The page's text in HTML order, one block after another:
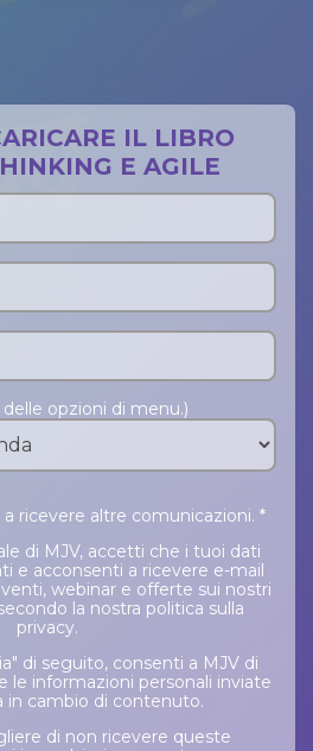
IL LIBRO
E AGILE
delle opzioni di menu.)
ricevere altre comunicazioni. *
di MJV, accetti che i tuoi dati
e acconsenti a ricevere e-mail
webinar e offerte sui nostri
la nostra politica sulla
privacy.
di seguito, consenti a MJV di
le informazioni personali inviate
in cambio di contenuto.
di non ricevere queste